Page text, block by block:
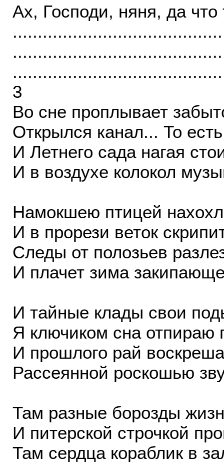
Ах, Господи, няня, да
3
Во сне проплывает
Открылся канал... То
И Летнего сада нагая
И в воздухе колокол
Намокшею птицей
И в прорези веток
Следы от полозьев
И плачет зима
И тайные клады свои
Я ключиком сна отпираю
И прошлого рай
Рассеянной роскошью
Там разные борозды
И питерской строчкой
Там сердца кораблик в